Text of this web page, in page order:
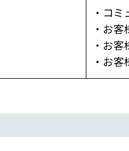
・コ
・お
・お
・お